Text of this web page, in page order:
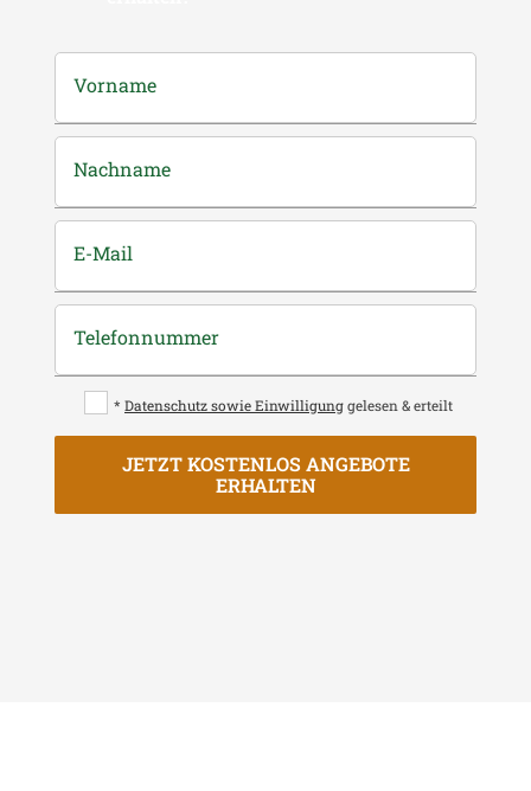
Vorname
Nachname
E-Mail
Telefonnummer
* Datenschutz sowie Einwilligung gelesen & erteilt
JETZT KOSTENLOS ANGEBOTE
ERHALTEN